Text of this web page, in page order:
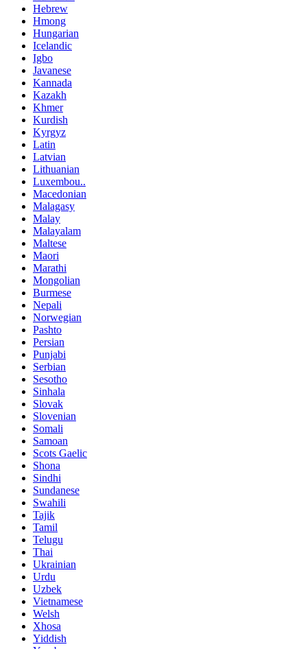
Hebrew
Hmong
Hungarian
Icelandic
Igbo
Javanese
Kannada
Kazakh
Khmer
Kurdish
Kyrgyz
Latin
Latvian
Lithuanian
Luxembou..
Macedonian
Malagasy
Malay
Malayalam
Maltese
Maori
Marathi
Mongolian
Burmese
Nepali
Norwegian
Pashto
Persian
Punjabi
Serbian
Sesotho
Sinhala
Slovak
Slovenian
Somali
Samoan
Scots Gaelic
Shona
Sindhi
Sundanese
Swahili
Tajik
Tamil
Telugu
Thai
Ukrainian
Urdu
Uzbek
Vietnamese
Welsh
Xhosa
Yiddish